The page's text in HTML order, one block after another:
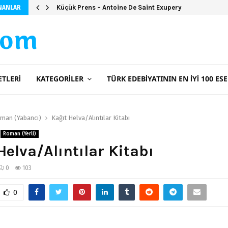
Küçük Prens – Antoine De Saint Exupery
KATEGORILER TÜRK EDEBIYATININ EN İYI 100
(Yabancı) Kağıt Helva/Alıntılar Kitabı
Roman (Yerli)
Alıntılar Kitabı
0 103
0